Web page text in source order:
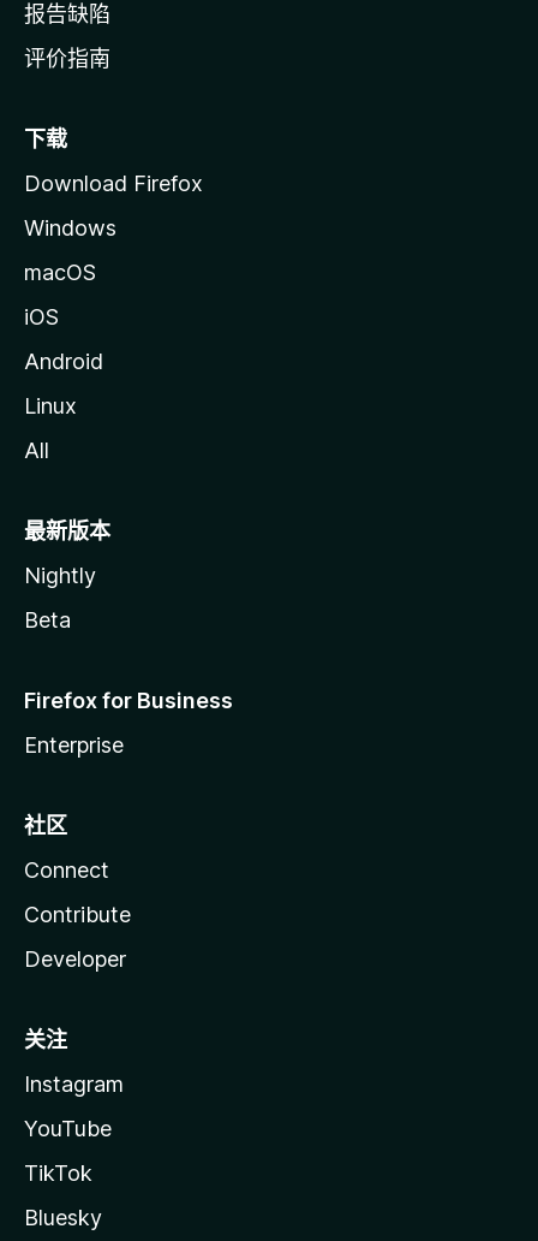
报告缺陷
评价指南
下载
Download Firefox
Windows
macOS
iOS
Android
Linux
All
最新版本
Nightly
Beta
Firefox for Business
Enterprise
社区
Connect
Contribute
Developer
关注
Instagram
YouTube
TikTok
Bluesky